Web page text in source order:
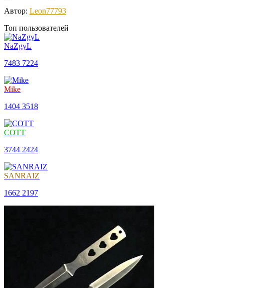
Автор: Leon77793
Топ пользователей
NaZgyL
7483 7224
Mike
1404 3518
COTT
3744 2424
SANRAIZ
1662 2197